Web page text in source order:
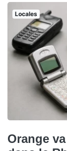
Locales
Orange